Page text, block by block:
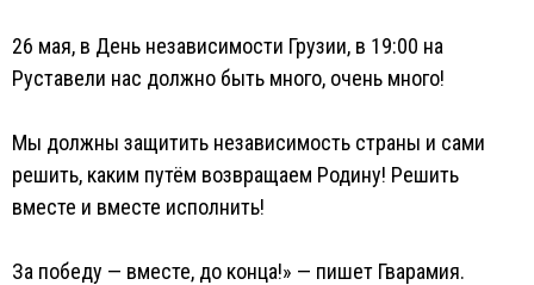
26 мая, в День независимости Грузии, в 19:00 на
Руставели нас должно быть много, очень много!
Мы должны защитить независимость страны и сами
решить, каким путём возвращаем Родину! Решить
вместе и вместе исполнить!
За победу — вместе, до конца!» — пишет Гварамия.